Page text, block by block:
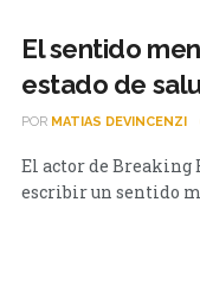
El sentido
estado de
POR MATIAS DEVINCENZI
El actor de Breaking
escribir un sentido